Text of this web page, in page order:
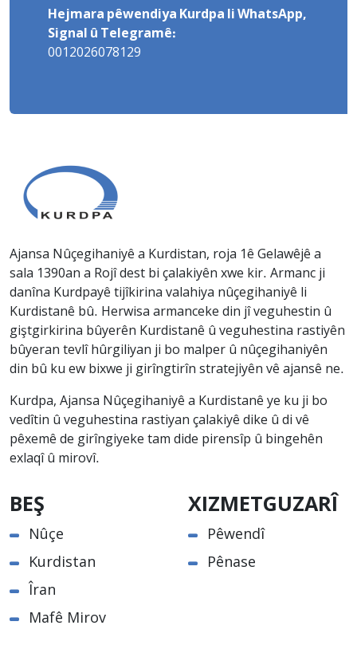
Hejmara pêwendiya Kurdpa li WhatsApp,
Signal û Telegramê:
0012026078129
Ajansa Nûçegihaniyê a Kurdistan, roja 1ê Gelawêjê a
sala 1390an a Rojî dest bi çalakiyên xwe kir. Armanc ji
danîna Kurdpayê tijîkirina valahiya nûçegihaniyê li
Kurdistanê bû. Herwisa armanceke din jî veguhestin û
giştgirkirina bûyerên Kurdistanê û veguhestina rastiyên
bûyeran tevlî hûrgiliyan ji bo malper û nûçegihaniyên
din bû ku ew bixwe ji girîngtirîn stratejiyên vê ajansê ne.
Kurdpa, Ajansa Nûçegihaniyê a Kurdistanê ye ku ji bo
vedîtin û veguhestina rastiyan çalakiyê dike û di vê
pêxemê de girîngiyeke tam dide pirensîp û bingehên
exlaqî û mirovî.
BEŞ
Nûçe
Kurdistan
Îran
Mafê Mirov
XIZMETGUZARÎ
Pêwendî
Pênase